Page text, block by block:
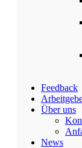
Feedback
Über uns
News